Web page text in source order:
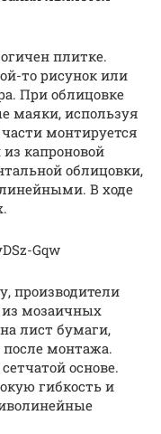
плитке.
то рисунок или
При облицовке
маяки, используя
монтируется
капроновой
облицовки,
В ходе
Gqw
производители
мозаичных
лист бумаги,
монтажа.
основе.
гибкость и